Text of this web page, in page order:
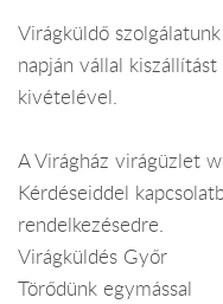
Virágküldő
napján vállal
kivételével.
A Virágház virágüzlet
Kérdéseiddel
rendelkezésedre.
Virágküldés Győr
Törődünk egymással